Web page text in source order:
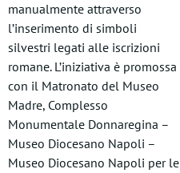
manualmente attraverso
l’inserimento di simboli
silvestri legati alle iscrizioni
romane. L’iniziativa è promossa
con il Matronato del Museo
Madre, Complesso
Monumentale Donnaregina –
Museo Diocesano Napoli –
Museo Diocesano Napoli per le